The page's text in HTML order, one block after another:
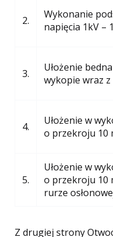
2.
Wykonanie
napięcia 1kV –
3.
Ułożenie
wykopie wraz z
4.
Ułożenie w
o przekroju 10
5.
Ułożenie w
o przekroju 10
rurze
Z drugiej strony